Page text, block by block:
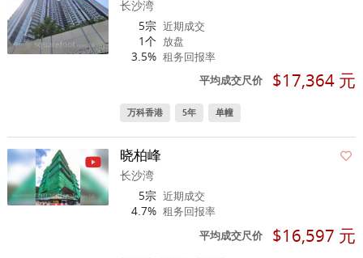
长沙湾
5宗 近期成交
1个 放盘
3.5% 租务回报率
平均成交尺价 $17,364 元
万科香港 5年 单幢
晓柏峰
长沙湾
5宗 近期成交
4.7% 租务回报率
平均成交尺价 $16,597 元